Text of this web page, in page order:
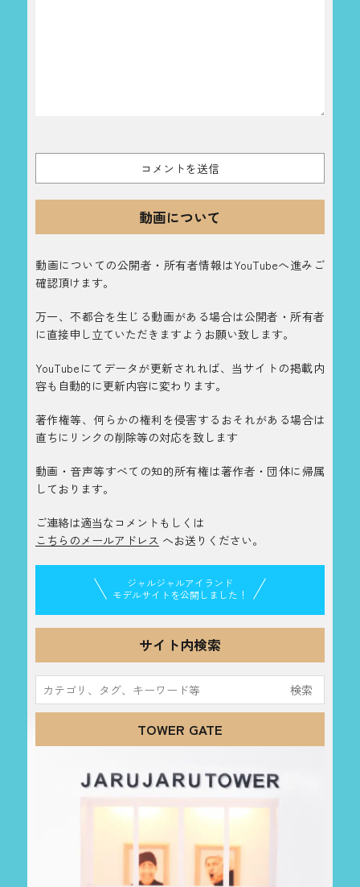
動画について
動画についての公開者・所有者情報はYouTubeへ進みご
確認頂けます。
万一、不都合を生じる動画がある場合は公開者・所有者
に直接申し立ていただきますようお願い致します。
YouTubeにてデータが更新されれば、当サイトの掲載内
容も自動的に更新内容に変わります。
著作権等、何らかの権利を侵害するおそれがある場合は
直ちにリンクの削除等の対応を致します
動画・音声等すべての知的所有権は著作者・団体に帰属
しております。
ご連絡は適当なコメントもしくは
こちらのメールアドレス へお送りください。
ジャルジャルアイランド
モデルサイトを公開しました！
サイト内検索
索:
TOWER GATE